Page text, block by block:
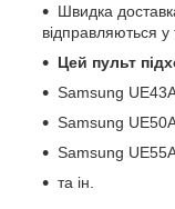
Швидка
відправляються у
Цей пульт
Samsung
Samsung
Samsung
та ін.